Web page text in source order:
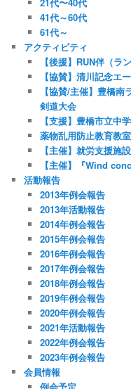
41代～60代
61代～
アクティビティ
【後援】RUN伴（ラ
【協賛】清川記念エ
【協賛/主催】豊橋
剣道大会
【支援】豊橋市立中
薬物乱用防止教育教室
【主催】就労支援施
【主催】『Wind
活動報告
2013年例会報告
2013年活動報告
2014年例会報告
2015年例会報告
2016年例会報告
2017年例会報告
2018年例会報告
2019年例会報告
2020年例会報告
2021年活動報告
2022年例会報告
2023年例会報告
会員情報